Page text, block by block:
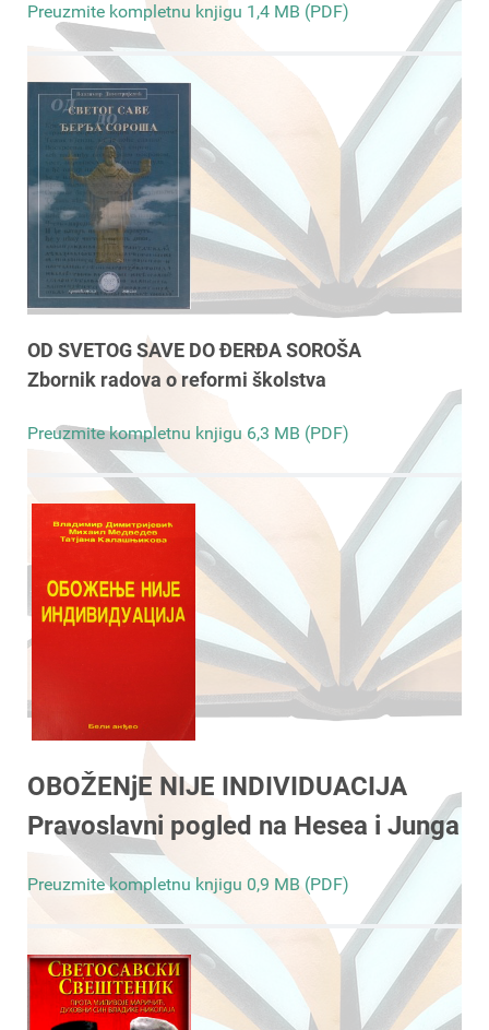
Preuzmite kompletnu knjigu 1,4 MB (PDF)
OD SVETOG SAVE DO ĐERĐA SOROŠA
Zbornik radova o reformi školstva
Preuzmite kompletnu knjigu 6,3 MB (PDF)
OBOŽENjE NIJE INDIVIDUACIJA
Pravoslavni pogled na Hesea i Junga
Preuzmite kompletnu knjigu 0,9 MB (PDF)